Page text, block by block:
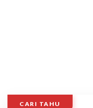
CARI TAHU